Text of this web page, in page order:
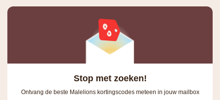
Stop met zoeken!
Ontvang de beste Malelions kortingscodes meteen in jouw mailbox